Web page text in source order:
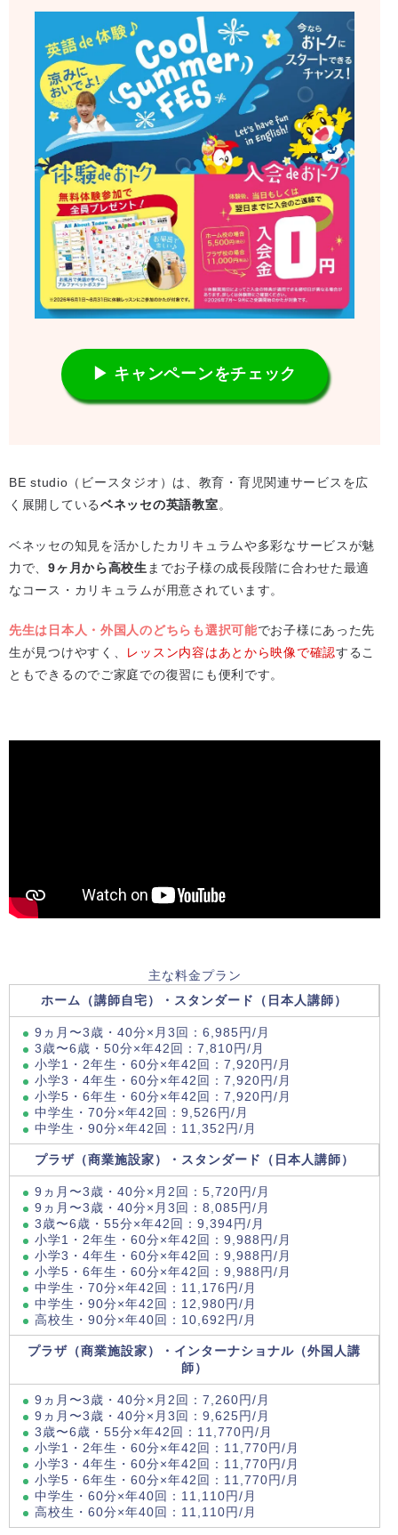
▶ キャンペーンをチェック
BE studio（ビースタジオ）は、教育・育児関連サービスを広
く展開しているベネッセの英語教室。
ベネッセの知見を活かしたカリキュラムや多彩なサービスが魅
力で、9ヶ月から高校生 までお子様の成長段階に合わせた最適
なコース・カリキュラムが用意されています。
先生は日本人・外国人のどちらも選択可能でお子様にあった先
生が見つけやすく、 レッスン内容はあとから映像で確認するこ
ともできるのでご家庭での復習にも便利です。
主な料金プラン
ホーム（講師自宅）・スタンダード（日本人講師）
9ヵ月〜3歳・40分×月3回：6,985円/月
3歳〜6歳・50分×年42回：7,810円/月
小学1・2年生・60分×年42回：7,920円/月
小学3・4年生・60分×年42回：7,920円/月
小学5・6年生・60分×年42回：7,920円/月
中学生・70分×年42回：9,526円/月
中学生・90分×年42回：11,352円/月
プラザ（商業施設家）・スタンダード（日本人講師）
9ヵ月〜3歳・40分×月2回：5,720円/月
9ヵ月〜3歳・40分×月3回：8,085円/月
3歳〜6歳・55分×年42回：9,394円/月
小学1・2年生・60分×年42回：9,988円/月
小学3・4年生・60分×年42回：9,988円/月
小学5・6年生・60分×年42回：9,988円/月
中学生・70分×年42回：11,176円/月
中学生・90分×年42回：12,980円/月
高校生・90分×年40回：10,692円/月
プラザ（商業施設家）・インターナショナル（外国人講
師）
9ヵ月〜3歳・40分×月2回：7,260円/月
9ヵ月〜3歳・40分×月3回：9,625円/月
3歳〜6歳・55分×年42回：11,770円/月
小学1・2年生・60分×年42回：11,770円/月
小学3・4年生・60分×年42回：11,770円/月
小学5・6年生・60分×年42回：11,770円/月
中学生・60分×年40回：11,110円/月
高校生・60分×年40回：11,110円/月